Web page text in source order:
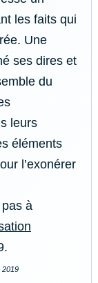
les faits qui
Une
ses dires et
du
leurs
éléments
l’exonérer
pas à
2019